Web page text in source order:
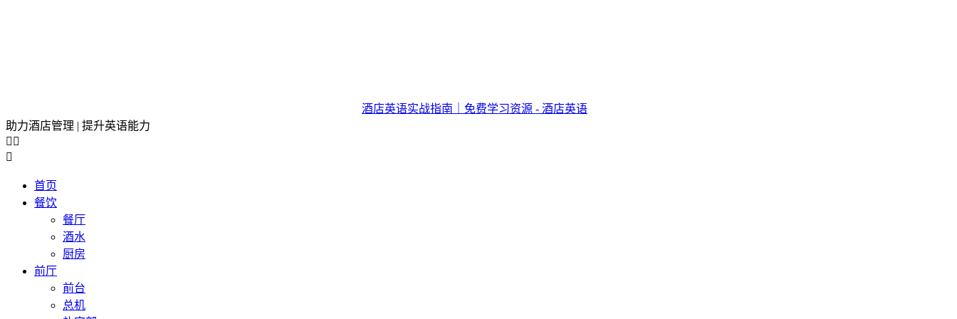
酒店英语实战指南｜免费学习资源 - 酒店英语
助力酒店管理 | 提升英语能力
 

首页
餐饮
餐厅
酒水
厨房
前厅
前台
总机